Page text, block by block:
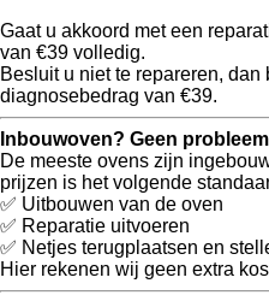
Gaat u akkoord met een
van €39 volledig.
Besluit u niet te repareren, dan
diagnosebedrag van €39.
Inbouwoven? Geen probleem
De meeste ovens zijn
prijzen is het volgende
✅ Uitbouwen van de oven
✅ Reparatie uitvoeren
✅ Netjes terugplaatsen en
Hier rekenen wij geen extra